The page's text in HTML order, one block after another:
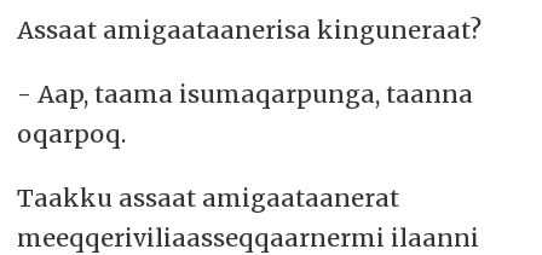
Assaat amigaataanerisa kinguneraat?
- Aap, taama isumaqarpunga, taanna
oqarpoq.
Taakku assaat amigaataanerat
meeqqeriviliaasseqqaarnermi ilaanni